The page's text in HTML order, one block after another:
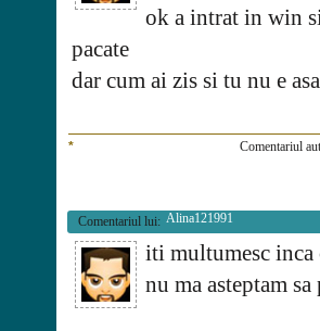
ok a intrat in win
pacate
dar cum ai zis si tu nu e
* Comentariul
Comentariul lui: Alina121991
iti multumesc inca
nu ma asteptam